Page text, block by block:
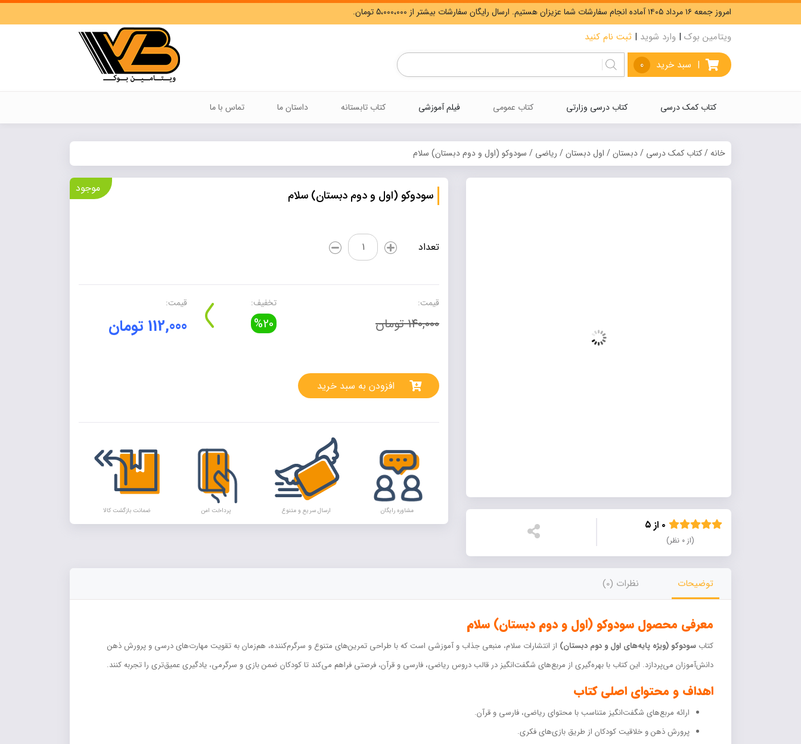
امروز جمعه ۱۶ مرداد ۱۴۰۵ آماده انجام سفارشات شما عزیزان هستیم. ارسال رایگان سفارشات بیشتر از 5،000،000 تومان.
ویتامین بوک | وارد شوید | ثبت نام کنید
| سبد خرید 0
Products
search
کتاب کمک درسی کتاب درسی وزارتی کتاب عمومی فیلم آموزشی کتاب تابستانه داستان ما تماس با ما
خانه/کتاب کمک درسی /دبستان/ اول دبستان/ ریاضی / سودوکو (اول و دوم دبستان) سلام
(از ۰ نظر)
سودوکو (اول و دوم دبستان) سلام موجود
تعداد
سودوکو
(اول
دوم
عدد
قیمت:
140,000 تومان
تخفیف:
%20
قیمت:
112,000 تومان
افزودن به سبد خرید
مشاوره رایگان ارسال سریع و متنوع پرداخت امن ضمانت بازگشت کالا
توضیحات نظرات (0)
معرفی محصول سودوکو (اول و دوم دبستان) سلام
کتاب سودوکو (ویژه پایه‌های اول و دوم دبستان) از انتشارات سلام، منبعی جذاب و آموزشی است که با طراحی تمرین‌های متنوع و سرگرم‌کننده، هم‌زمان به تقویت مهارت‌های درسی و پرورش ذهن
دانش‌آموزان می‌پردازد. این کتاب با بهره‌گیری از مربع‌های شگفت‌انگیز در قالب دروس ریاضی، فارسی و قرآن، فرصتی فراهم می‌کند تا کودکان ضمن بازی و سرگرمی، یادگیری عمیق‌تری را تجربه کنند.
اهداف و محتوای اصلی کتاب
ارائه مربع‌های شگفت‌انگیز متناسب با محتوای ریاضی، فارسی و قرآن.
پرورش ذهن و خلاقیت کودکان از طریق بازی‌های فکری.